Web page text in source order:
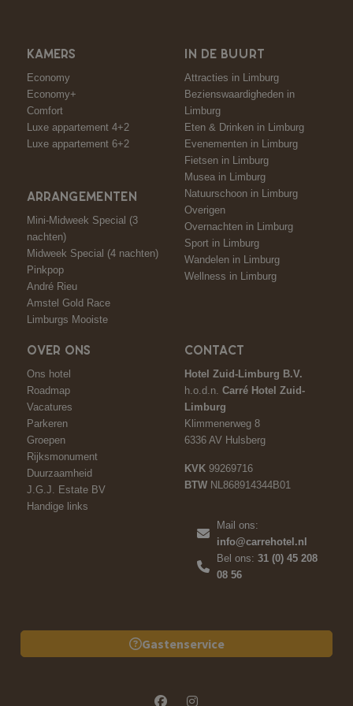
KAMERS
Economy
Economy+
Comfort
Luxe appartement 4+2
Luxe appartement 6+2
ARRANGEMENTEN
Mini-Midweek Special (3
nachten)
Midweek Special (4 nachten)
Pinkpop
André Rieu
Amstel Gold Race
Limburgs Mooiste
IN DE BUURT
Attracties in Limburg
Bezienswaardigheden in
Limburg
Eten & Drinken in Limburg
Evenementen in Limburg
Fietsen in Limburg
Musea in Limburg
Natuurschoon in Limburg
Overigen
Overnachten in Limburg
Sport in Limburg
Wandelen in Limburg
Wellness in Limburg
OVER ONS
Ons hotel
Roadmap
Vacatures
Parkeren
Groepen
Rijksmonument
Duurzaamheid
J.G.J. Estate BV
Handige links
CONTACT
Hotel Zuid-Limburg B.V.
h.o.d.n. Carré Hotel Zuid-
Limburg
Klimmenerweg 8
6336 AV Hulsberg
KVK 99269716
BTW NL868914344B01
Mail ons:
info@carrehotel.nl
Bel ons: 31 (0) 45 208
08 56
Gastenservice